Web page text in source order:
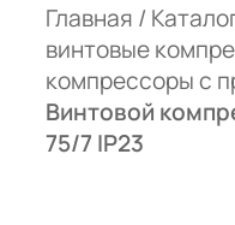
Главная /
винтовые
компрессоры с
Винтовой
75/7 IP23